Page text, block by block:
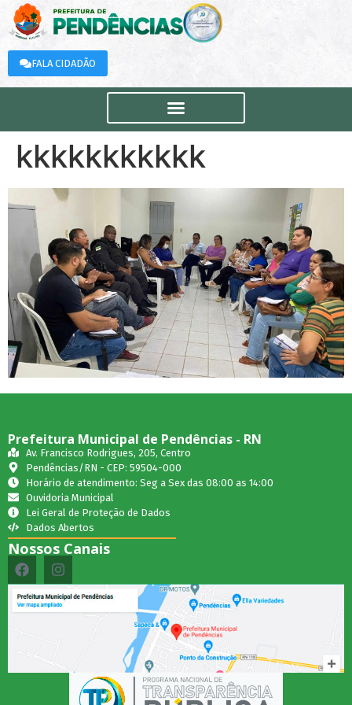
FALA CIDADÃO
kkkkkkkkkkk
Prefeitura Municipal de Pendências - RN
Av. Francisco Rodrigues, 205, Centro
Pendências/RN - CEP: 59504-000
Horário de atendimento: Seg a Sex das 08:00 as 14:00
Ouvidoria Municipal
Lei Geral de Proteção de Dados
Dados Abertos
Nossos Canais